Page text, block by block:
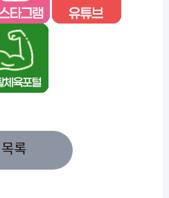
목록